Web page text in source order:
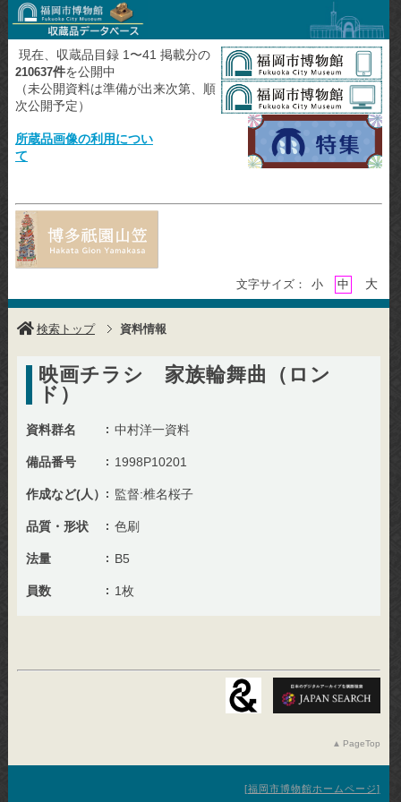
現在、収蔵品目録 1〜41 掲載分の
210637件を公開中
（未公開資料は準備が出来次第、順
次公開予定）
所蔵品画像の利用につい
て
文字サイズ： 小 中 大
検索トップ 資料情報
映画チラシ 家族輪舞曲（ロン
ド）
資料群名 中村洋一資料
備品番号 1998P10201
作成など(人） 監督:椎名桜子
品質・形状 色刷
法量 B5
員数 1枚
PageTop
福岡市博物館ホームページ